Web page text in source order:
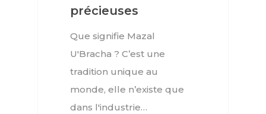
précieuses
Que signifie Mazal
U'Bracha ? C’est une
tradition unique au
monde, elle n’existe que
dans l'industrie…